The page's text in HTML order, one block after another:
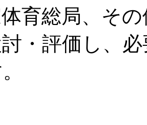
育総局、そ
・評価し、